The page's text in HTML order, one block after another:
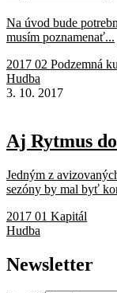
Na úvod bude
musím poznamenať...
2017 02 Podzemná
Hudba
3. 10. 2017
Aj Rytmus
Jedným z
sezóny by mal byť
2017 01 Kapitál
Hudba
Newsletter